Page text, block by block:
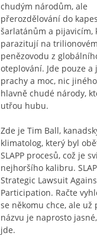
chudým národům, ale
přerozdělování do kapes
šarlatánům a pijavicím,
parazitují na trilionovém
penězovodu z
oteplování. Jde pouze a
prachy a moc, nic
hlavně chudé národy,
utřou hubu.
Zde je Tim Ball,
klimatolog, který byl
SLAPP procesů, což je
nejhoršího kalibru.
Strategic Lawsuit
Participation. Račte
se někomu chce, ale už
názvu je naprosto
jde.